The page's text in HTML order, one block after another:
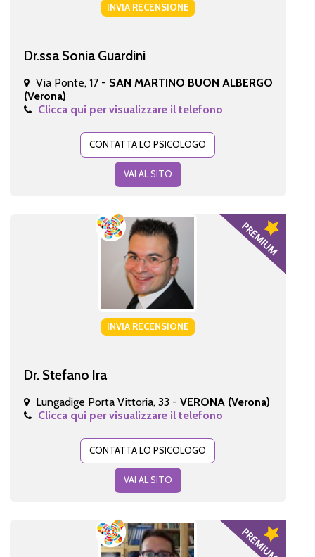
INVIA RECENSIONE
Dr.ssa Sonia Guardini
Via Ponte, 17 - SAN MARTINO BUON ALBERGO
(Verona)
Clicca qui per visualizzare il telefono
CONTATTA LO PSICOLOGO
VAI AL SITO
INVIA RECENSIONE
Dr. Stefano Ira
Lungadige Porta Vittoria, 33 - VERONA (Verona)
Clicca qui per visualizzare il telefono
CONTATTA LO PSICOLOGO
VAI AL SITO